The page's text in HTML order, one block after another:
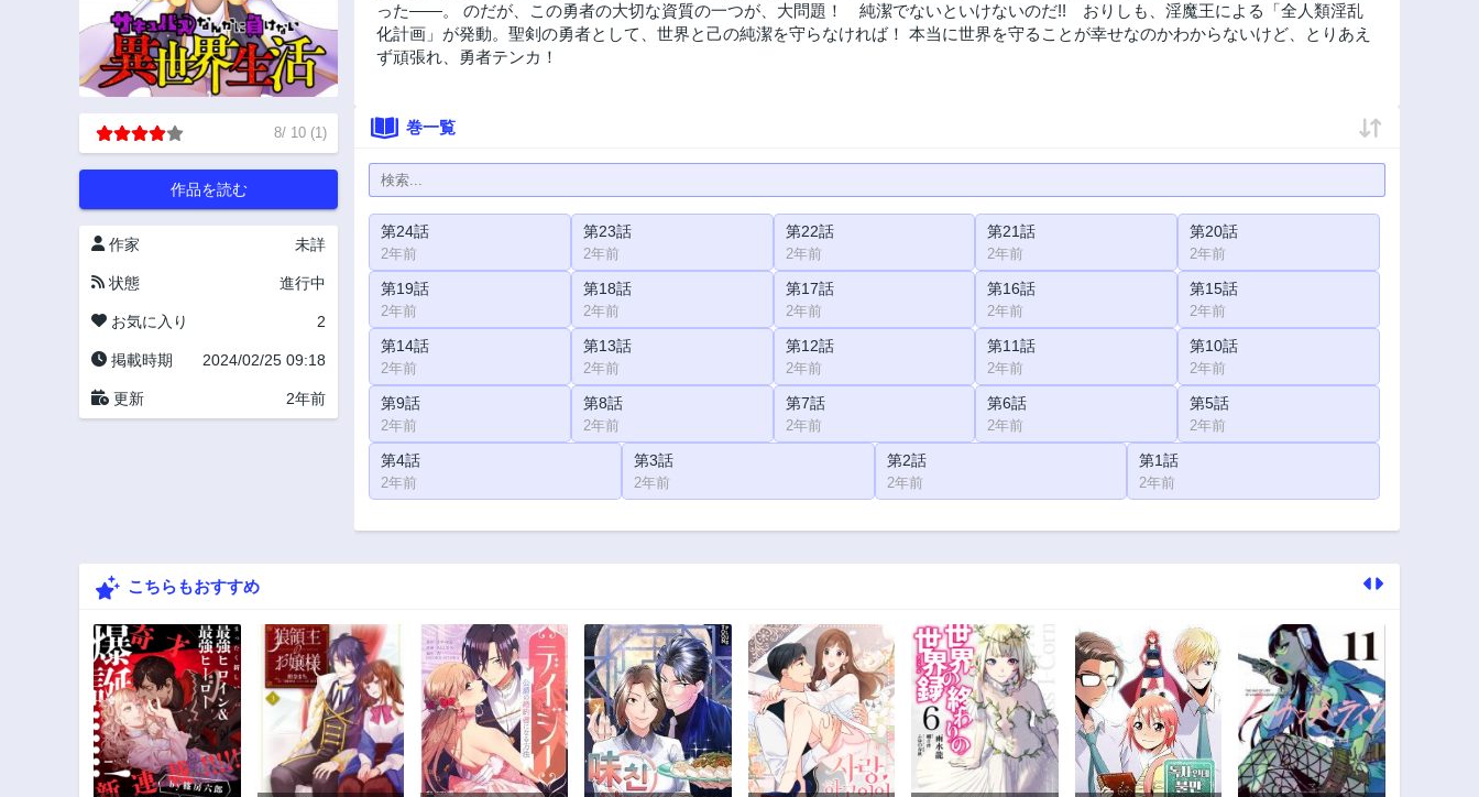
8/ 10 (1)
作品を読む
作家 未詳
状態 進行中
お気に入り 2
掲載時期 2024/02/25 09:18
更新 2年前
った――。 のだが、この勇者の大切な資質の一つが、大問題！ 純潔でないといけないのだ!! おりしも、淫魔王による「全人類淫乱
化計画」が発動。聖剣の勇者として、世界と己の純潔を守らなければ！ 本当に世界を守ることが幸せなのかわからないけど、とりあえ
ず頑張れ、勇者テンカ！
巻一覧
第24話
2年前
第23話
2年前
第22話
2年前
第21話
2年前
第20話
2年前
第19話
2年前
第18話
2年前
第17話
2年前
第16話
2年前
第15話
2年前
第14話
2年前
第13話
2年前
第12話
2年前
第11話
2年前
第10話
2年前
第9話
2年前
第8話
2年前
第7話
2年前
第6話
2年前
第5話
2年前
第4話
2年前
第3話
2年前
第2話
2年前
第1話
2年前
こちらもおすすめ